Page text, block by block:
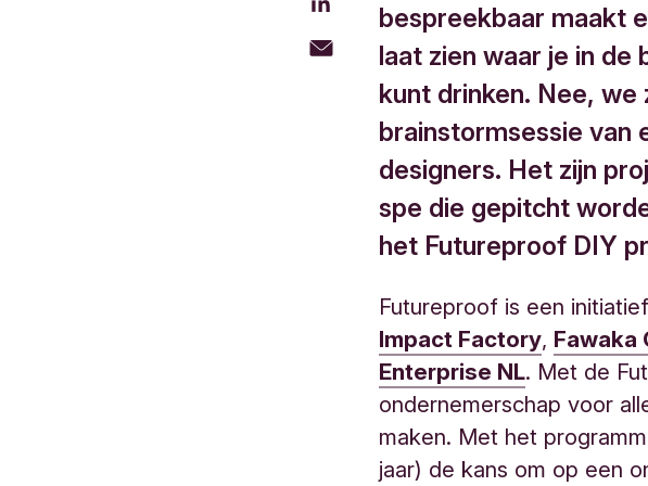
bespreekbaar maakt
laat zien waar je in
kunt drinken. Nee, we
brainstormsessie van
designers. Het zijn
spe die gepitcht
het Futureproof DIY
Futureproof is een
Impact Factory, Fawaka
Enterprise NL. Met de
ondernemerschap voor
maken. Met het
jaar) de kans om op een